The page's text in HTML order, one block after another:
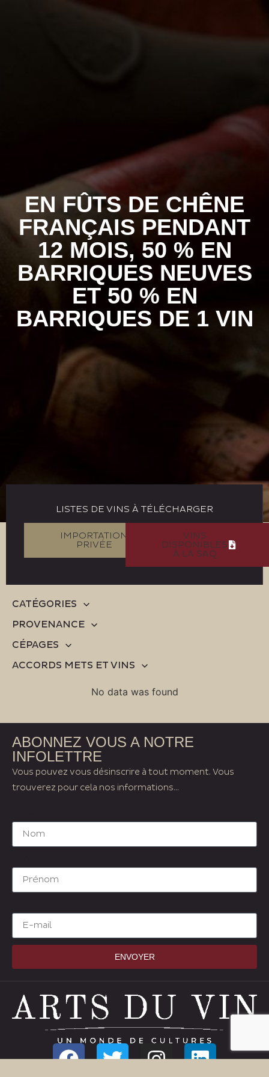
EN FÛTS DE CHÊNE
FRANÇAIS PENDANT
12 MOIS, 50 % EN
BARRIQUES NEUVES
ET 50 % EN
BARRIQUES DE 1 VIN
LISTES DE VINS À TÉLÉCHARGER
IMPORTATION
PRIVÉE
VINS
DISPONIBLES
À LA SAQ
CATÉGORIES
PROVENANCE
CÉPAGES
ACCORDS METS ET VINS
No data was found
ABONNEZ VOUS A NOTRE
INFOLETTRE
Vous pouvez vous désinscrire à tout moment. Vous
trouverez pour cela nos informations...
ENVOYER